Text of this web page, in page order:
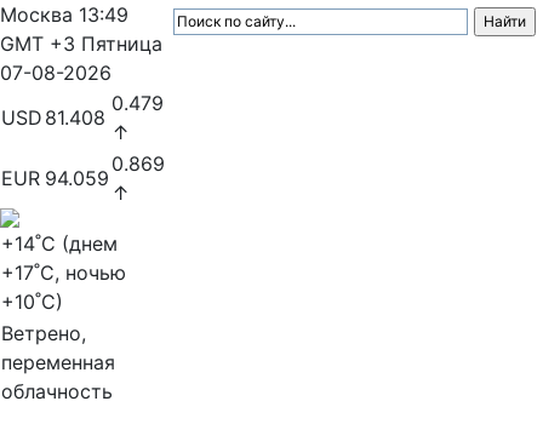
Москва 13:49
GMT +3 Пятница
07-08-2026
USD 81.408
0.479
↑
EUR 94.059
0.869
↑
+14˚C (днем
+17˚C, ночью
+10˚C)
Ветрено,
переменная
облачность